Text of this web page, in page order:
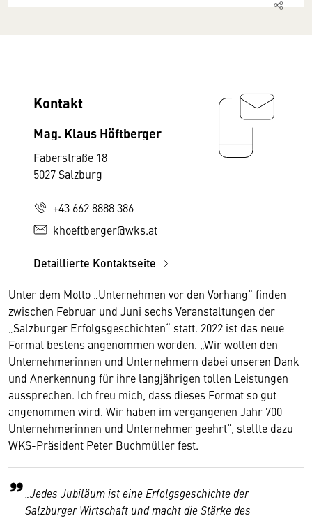
Kontakt
Mag. Klaus Höftberger
Faberstraße 18
5027 Salzburg
+43 662 8888 386
khoeftberger@wks.at
Detaillierte Kontaktseite
Unter dem Motto „Unternehmen vor den Vorhang“ finden
zwischen Februar und Juni sechs Veranstaltungen der
„Salzburger Erfolgsgeschichten“ statt. 2022 ist das neue
Format bestens angenommen worden. „Wir wollen den
Unternehmerinnen und Unternehmern dabei unseren Dank
und Anerkennung für ihre langjährigen tollen Leistungen
aussprechen. Ich freu mich, dass dieses Format so gut
angenommen wird. Wir haben im vergangenen Jahr 700
Unternehmerinnen und Unternehmer geehrt“, stellte dazu
WKS-Präsident Peter Buchmüller fest.
„Jedes Jubiläum ist eine Erfolgsgeschichte der
Salzburger Wirtschaft und macht die Stärke des